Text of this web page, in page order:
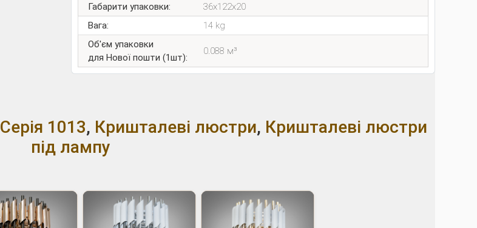
Габарити упаковки:
36x122x20
Вага:
14 kg
Об'єм упаковки
для Нової пошти (1шт):
0.088 м³
Серія 1013, Кришталеві люстри, Кришталеві люстри
під лампу